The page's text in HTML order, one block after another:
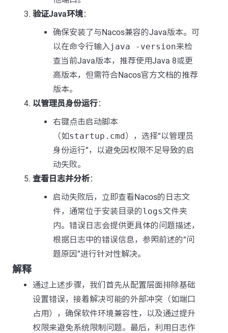
验证Java环境：
确保安装了与Nacos兼容的Java版本。可
以在命令行输入java -version来检
查当前Java版本，推荐使用Java 8或更
高版本，但需符合Nacos官方文档的推荐
版本。
以管理员身份运行：
右键点击启动脚本
（如startup.cmd），选择“以管理员
身份运行”，以避免因权限不足导致的启
动失败。
查看日志并分析：
启动失败后，立即查看Nacos的日志文
件，通常位于安装目录的logs文件夹
内。错误日志会提供更具体的问题描述，
根据日志中的错误信息，参照前述的“问
题原因”进行针对性解决。
解释
通过上述步骤，我们首先从配置层面排除基础
设置错误，接着解决可能的外部冲突（如端口
占用），确保软件环境兼容性，以及通过提升
权限来避免系统限制问题。最后，利用日志作